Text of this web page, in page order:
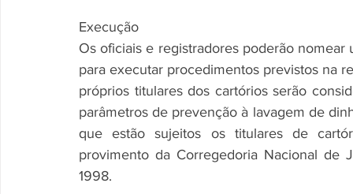
Execução
Os oficiais e registradores poderão
para executar procedimentos previstos na
próprios titulares dos cartórios serão
parâmetros de prevenção à lavagem de
que estão sujeitos os titulares de
provimento da Corregedoria Nacional de
1998.